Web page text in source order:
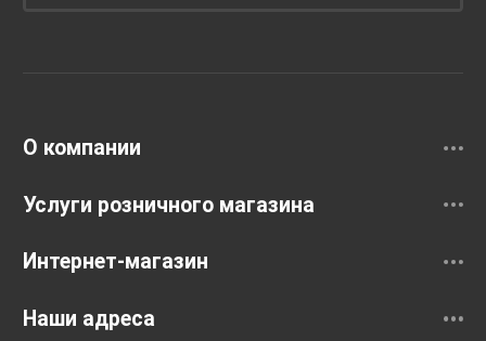
О компании
Услуги розничного магазина
Интернет-магазин
Наши адреса